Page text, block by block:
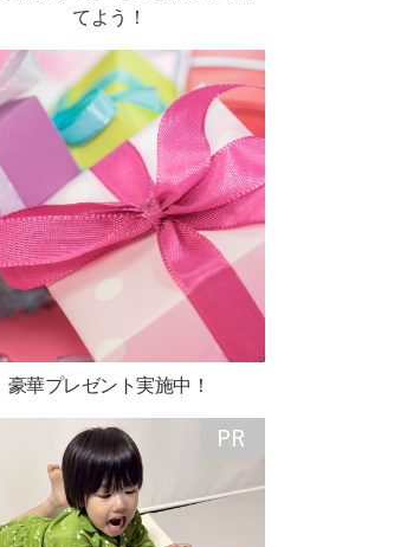
てよう！
豪華プレゼント実施中！